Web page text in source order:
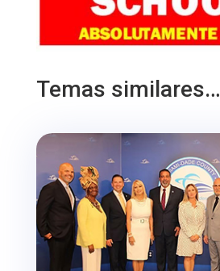
Temas similares…